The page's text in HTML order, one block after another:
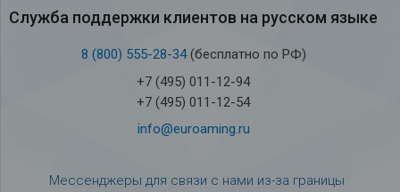
Служба под­держки кли­ен­тов на рус­ском языке
8 (800) 555-28-34(бесплатно по РФ)
+7 (495) 011-12-94
+7 (495) 011-12-54
info@euroaming.ru
Мессенджеры для связи с нами из-за границы